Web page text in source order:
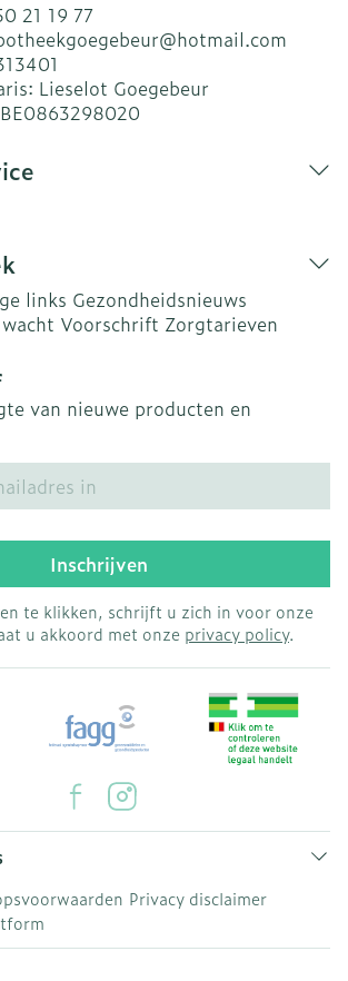
21 19 77
hotmail.com
Lieselot Goegebeur
BE0863298020
links Gezondheidsnieuws
Voorschrift Zorgtarieven
van nieuwe producten en
Inschrijven
te klikken, schrijft u zich in voor onze
u akkoord met onze privacy policy.
Privacy disclaimer